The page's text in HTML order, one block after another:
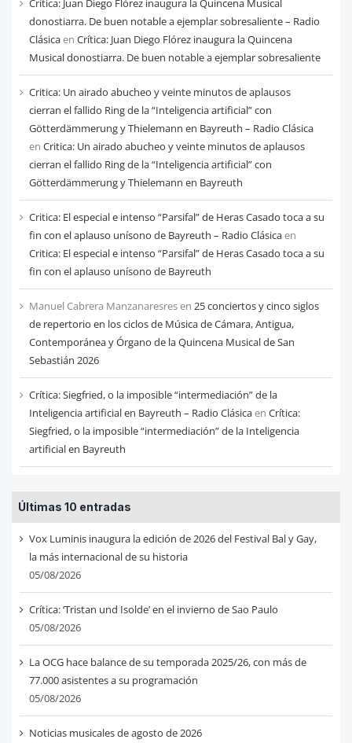
mes
Crítica: Juan Diego Flórez inaugura la Quincena Musical
donostiarra. De buen notable a ejemplar sobresaliente – Radio
Clásicaen Crítica: Juan Diego Flórez inaugura la Quincena
Musical donostiarra. De buen notable a ejemplar sobresaliente
Critica: Un airado abucheo y veinte minutos de aplausos
cierran el fallido Ring de la “Inteligencia artificial” con
Götterdämmerung y Thielemann en Bayreuth – Radio Clásica
en Critica: Un airado abucheo y veinte minutos de aplausos
cierran el fallido Ring de la “Inteligencia artificial” con
Götterdämmerung y Thielemann en Bayreuth
Critica: El especial e intenso “Parsifal” de Heras Casado toca a su
fin con el aplauso unísono de Bayreuth – Radio Clásicaen
Critica: El especial e intenso “Parsifal” de Heras Casado toca a su
fin con el aplauso unísono de Bayreuth
Manuel Cabrera Manzanaresresen 25 conciertos y cinco siglos
de repertorio en los ciclos de Música de Cámara, Antigua,
Contemporánea y Órgano de la Quincena Musical de San
Sebastián 2026
Crítica: Siegfried, o la imposible “intermediación” de la
Inteligencia artificial en Bayreuth – Radio Clásicaen Crítica:
Siegfried, o la imposible “intermediación” de la Inteligencia
artificial en Bayreuth
Últimas 10 entradas
Vox Luminis inaugura la edición de 2026 del Festival Bal y Gay,
la más internacional de su historia
05/08/2026
Crítica: ‘Tristan und Isolde’ en el invierno de Sao Paulo
05/08/2026
La OCG hace balance de su temporada 2025/26, con más de
77.000 asistentes a su programación
05/08/2026
Noticias musicales de agosto de 2026